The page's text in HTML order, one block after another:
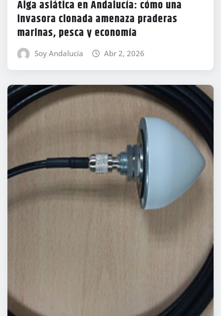
Alga asiática en Andalucía: cómo una
invasora clonada amenaza praderas
marinas, pesca y economía
Soy Andalucía Abr 2, 2026